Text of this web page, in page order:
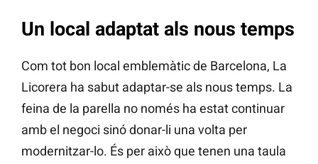
Un local adaptat als nous temps
Com tot bon local emblemàtic de Barcelona, La
Licorera ha sabut adaptar-se als nous temps. La
feina de la parella no només ha estat continuar
amb el negoci sinó donar-li una volta per
modernitzar-lo. És per això que tenen una taula